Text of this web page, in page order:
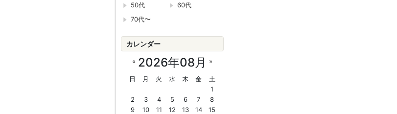
50代
60代
70代〜
カレンダー
2026年08月
« »
日 月 火 水 木 金
土
1
2
3 4 5 6 7
8
9
10 11 12 13 14
15